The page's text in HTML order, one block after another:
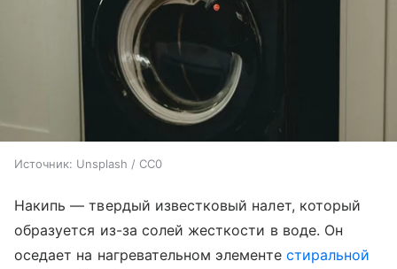
Источник: Unsplash / CC0
Накипь — твердый известковый налет, который
образуется из-за солей жесткости в воде. Он
оседает на нагревательном элементе стиральной